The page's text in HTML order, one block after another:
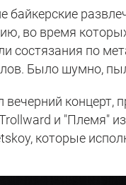
байкерские
во время
состязания по
Было шумно,
концерт,
и "Племя"
которые